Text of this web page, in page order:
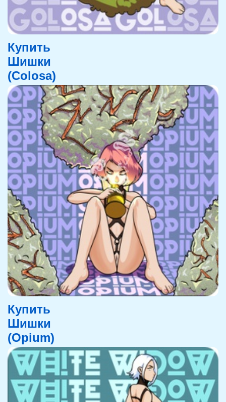
Купить
Шишки
(Colosa)
Купить
Шишки
(Opium)